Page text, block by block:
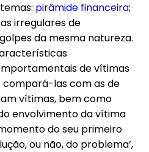
pirâmide financeira;
irregulares de
da mesma natureza.
de vítimas
compará-las com as de
vítimas, bem como
envolvimento da vítima
do seu primeiro
ou não, do problema’,